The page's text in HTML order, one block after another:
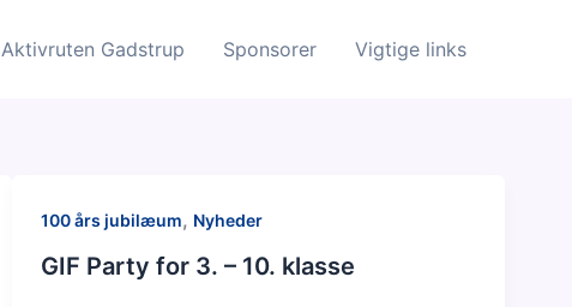
Aktivruten Gadstrup Sponsorer Vigtige links
100 års jubilæum, Nyheder
GIF Party for 3. – 10. klasse